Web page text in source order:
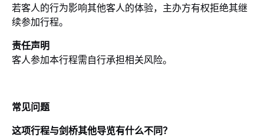
若客人的行为影响其他客人的体验，主办方有权拒绝其继
续参加行程。
责任声明
客人参加本行程需自行承担相关风险。
常见问题
这项行程与剑桥其他导览有什么不同？